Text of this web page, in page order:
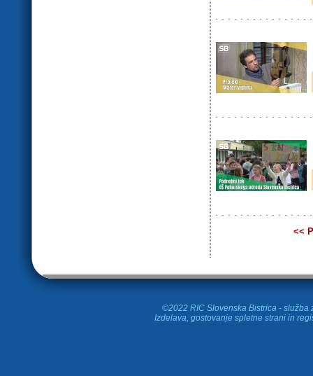
<<
©2022 RIC Slovenska Bistrica - služba
Izdelava, gostovanje spletne strani in